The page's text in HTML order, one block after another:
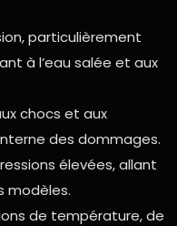
particulièrement
à l’eau salée et aux
chocs et aux
des dommages.
élevées, allant
modèles.
de température, de